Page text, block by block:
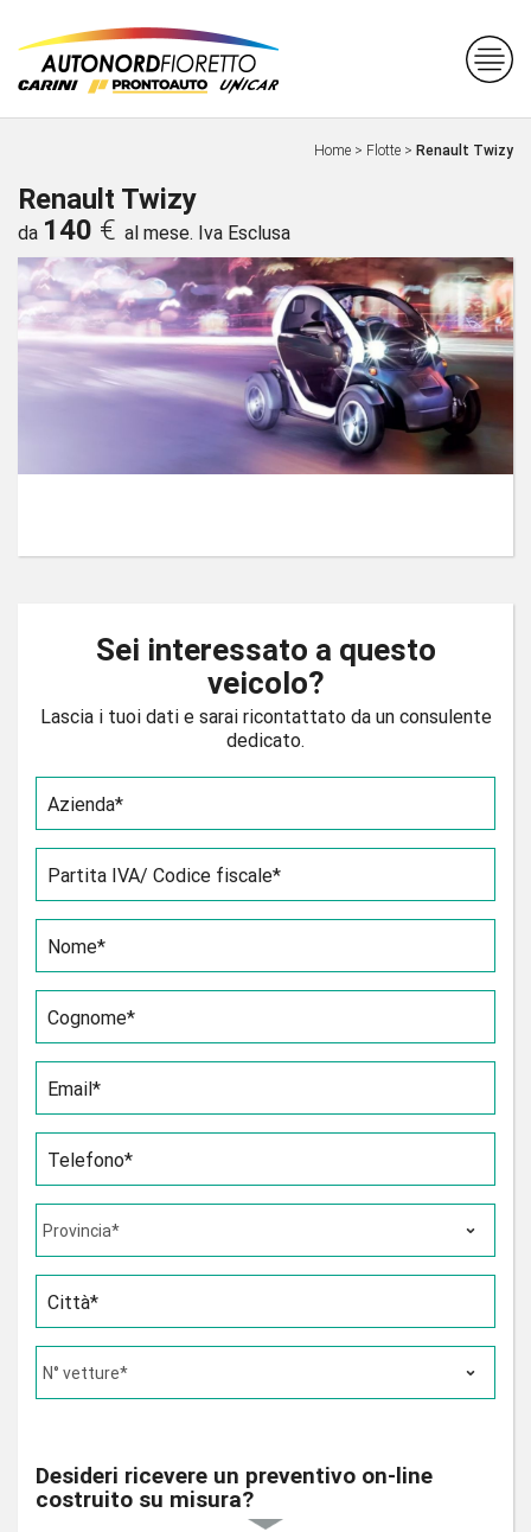
Home > Flotte > Renault Twizy
Renault Twizy
da 140 € al mese. Iva Esclusa
Sei interessato a questo
veicolo?
Lascia i tuoi dati e sarai ricontattato da un consulente
dedicato.
Azienda*
Partita IVA/ Codice fiscale*
Nome*
Cognome*
Email*
Telefono*
Città*
Desideri ricevere un preventivo on-line
costruito su misura?